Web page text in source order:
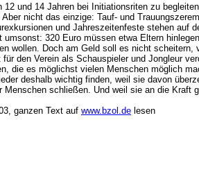
12 und 14 Jahren bei Initiationsriten zu
nicht das einzige: Tauf- und
und Jahreszeitenfeste stehen auf
umsonst: 320 Euro müssen etwa Eltern
wollen. Doch am Geld soll es nicht scheitern,
für den Verein als Schauspieler und Jongleur
die es möglichst vielen Menschen möglich
deshalb wichtig finden, weil sie davon
Menschen schließen. Und weil sie an die Kraft
ganzen Text auf www.bzol.de lesen